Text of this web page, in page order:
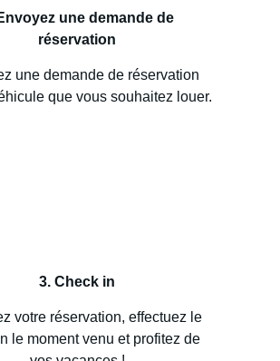
une demande de
réservation
une demande de réservation
que vous souhaitez louer.
3. Check in
votre réservation, effectuez le
le moment venu et profitez de